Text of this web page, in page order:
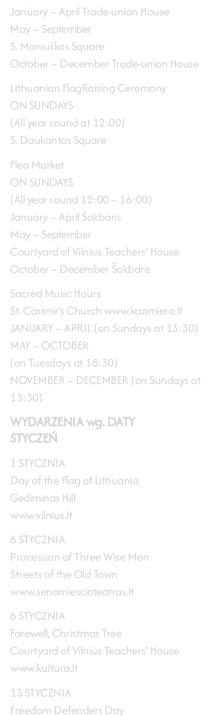
January – April Trade-union House
May – September
S. Moniuškos Square
October – December Trade-union House
Lithuanian FlagRaising Ceremony
ON SUNDAYS
(All year round at 12:00)
S. Daukantas Square
Flea Market
ON SUNDAYS
(All year round 12:00 – 16:00)
January – April Šokbaris
May – September
Courtyard of Vilnius Teachers’ House
October – December Šokbaris
Sacred Music Hours
St. Casimir’s Church www.kazimiero.lt
JANUARY – APRIL (on Sundays at 13:30)
MAY – OCTOBER
(on Tuesdays at 18:30)
NOVEMBER – DECEMBER (on Sundays at
13:30)
WYDARZENIA wg. DATY
STYCZEŃ
1 STYCZNIA
Day of the Flag of Lithuania
Gediminas Hill
www.vilnius.lt
6 STYCZNIA
Procession of Three Wise Men
Streets of the Old Town
www.senamiescioteatras.lt
6 STYCZNIA
Farewell, Christmas Tree
Courtyard of Vilnius Teachers’ House
www.kultura.lt
13 STYCZNIA
Freedom Defenders Day